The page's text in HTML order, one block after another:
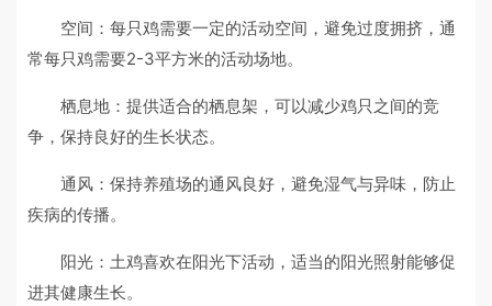
空间：每只鸡需要一定的活动空间，避免过度拥挤，通
常每只鸡需要2-3平方米的活动场地。
栖息地：提供适合的栖息架，可以减少鸡只之间的竞
争，保持良好的生长状态。
通风：保持养殖场的通风良好，避免湿气与异味，防止
疾病的传播。
阳光：土鸡喜欢在阳光下活动，适当的阳光照射能够促
进其健康生长。